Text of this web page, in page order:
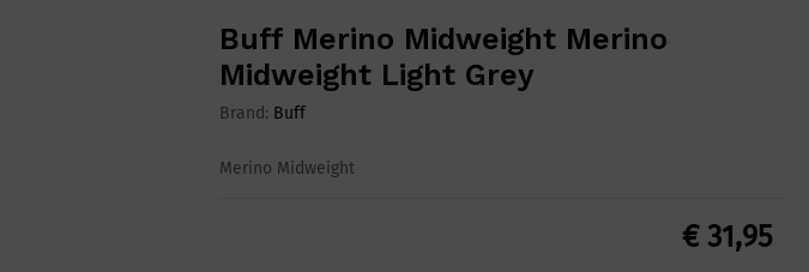
Buff Merino Midweight Merino
Midweight Light Grey
Brand: Buff
Merino Midweight
€31,95